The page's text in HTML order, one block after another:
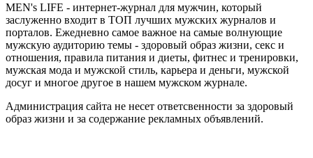
MEN's LIFE - интернет-журнал для мужчин, который
заслуженно входит в ТОП лучших мужских журналов и
порталов. Ежедневно самое важное на самые волнующие
мужскую аудиторию темы - здоровый образ жизни, секс и
отношения, правила питания и диеты, фитнес и тренировки,
мужская мода и мужской стиль, карьера и деньги, мужской
досуг и многое другое в нашем мужском журнале.
Администрация сайта не несет ответсвенности за здоровый
образ жизни и за содержание рекламных объявлений.